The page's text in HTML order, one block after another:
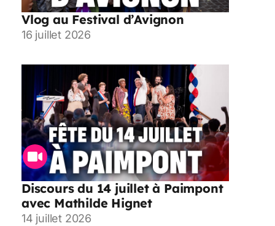
Vlog au Festival d’Avignon
16 juillet 2026
Discours du 14 juillet à Paimpont
avec Mathilde Hignet
14 juillet 2026